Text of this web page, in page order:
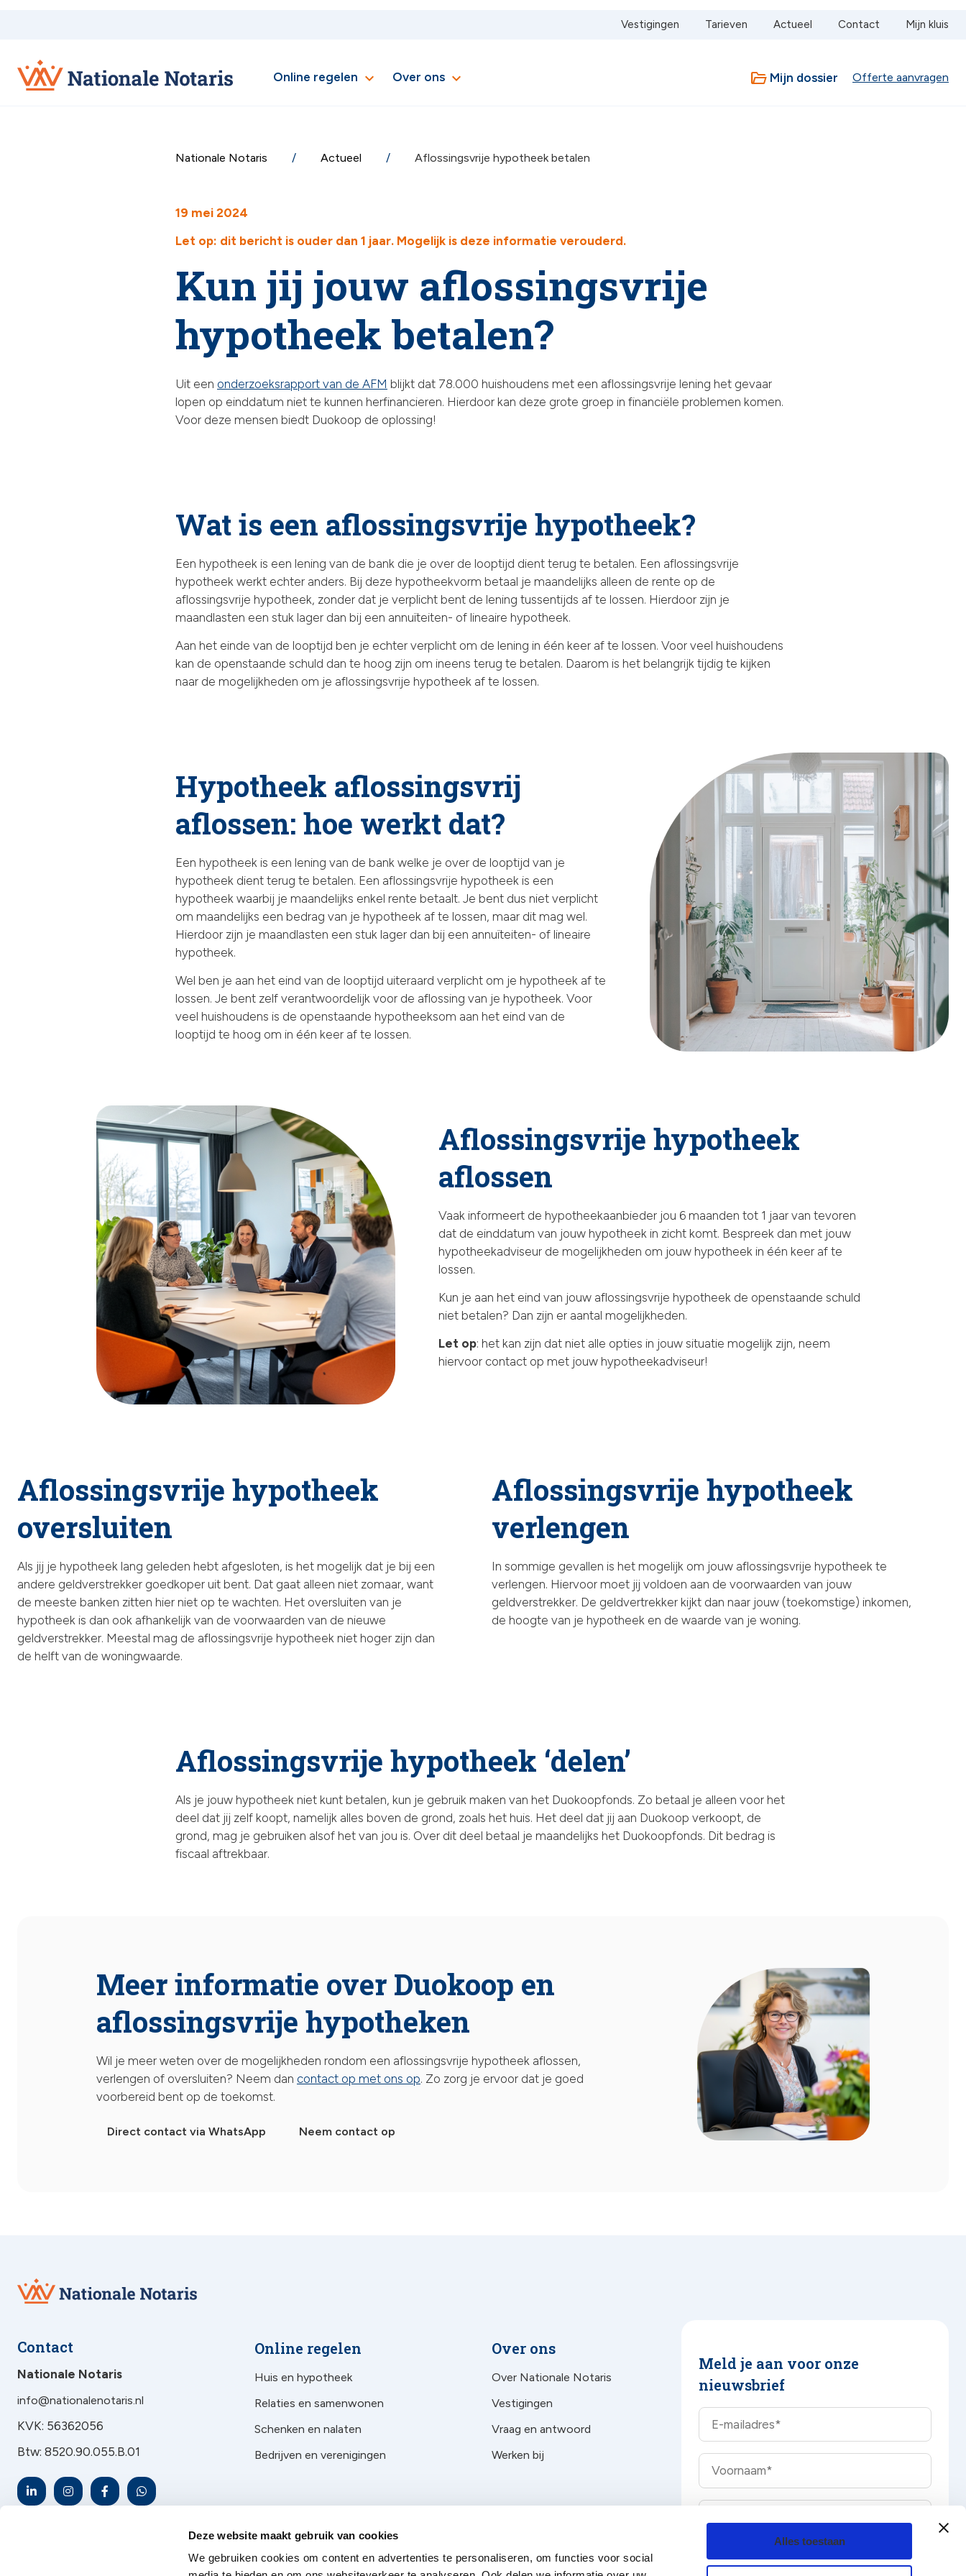
Deze website maakt gebruik van cookies
We gebruiken cookies om content en advertenties te personaliseren, om functies voor social
Alles toestaan
Vestigingen Tarieven Actueel Contact Mijn kluis
Nationale
Notaris
Nationale
Notaris
Online regelen expand_more Over ons expand_more folder_open Mijn dossier Offerte aanvragen
Nationale Notaris Actueel Aflossingsvrije hypotheek betalen
19 mei 2024
Let op: dit bericht is ouder dan 1 jaar. Mogelijk is deze informatie verouderd.
Kun jij jouw aflossingsvrije
hypotheek betalen?
Uit een onderzoeksrapport van de AFM blijkt dat 78.000 huishoudens met een aflossingsvrije lening het gevaar
lopen op einddatum niet te kunnen herfinancieren. Hierdoor kan deze grote groep in financiële problemen komen.
Voor deze mensen biedt Duokoop de oplossing!
Wat is een aflossingsvrije hypotheek?
Een hypotheek is een lening van de bank die je over de looptijd dient terug te betalen. Een aflossingsvrije
hypotheek werkt echter anders. Bij deze hypotheekvorm betaal je maandelijks alleen de rente op de
aflossingsvrije hypotheek, zonder dat je verplicht bent de lening tussentijds af te lossen. Hierdoor zijn je
maandlasten een stuk lager dan bij een annuïteiten- of lineaire hypotheek.
Aan het einde van de looptijd ben je echter verplicht om de lening in één keer af te lossen. Voor veel huishoudens
kan de openstaande schuld dan te hoog zijn om ineens terug te betalen. Daarom is het belangrijk tijdig te kijken
naar de mogelijkheden om je aflossingsvrije hypotheek af te lossen.
Hypotheek aflossingsvrij
aflossen: hoe werkt dat?
Een hypotheek is een lening van de bank welke je over de looptijd van je
hypotheek dient terug te betalen. Een aflossingsvrije hypotheek is een
hypotheek waarbij je maandelijks enkel rente betaalt. Je bent dus niet verplicht
om maandelijks een bedrag van je hypotheek af te lossen, maar dit mag wel.
Hierdoor zijn je maandlasten een stuk lager dan bij een annuïteiten- of lineaire
hypotheek.
Wel ben je aan het eind van de looptijd uiteraard verplicht om je hypotheek af te
lossen. Je bent zelf verantwoordelijk voor de aflossing van je hypotheek. Voor
veel huishoudens is de openstaande hypotheeksom aan het eind van de
looptijd te hoog om in één keer af te lossen.
Aflossingsvrije hypotheek
aflossen
Vaak informeert de hypotheekaanbieder jou 6 maanden tot 1 jaar van tevoren
dat de einddatum van jouw hypotheek in zicht komt. Bespreek dan met jouw
hypotheekadviseur de mogelijkheden om jouw hypotheek in één keer af te
lossen.
Kun je aan het eind van jouw aflossingsvrije hypotheek de openstaande schuld
niet betalen? Dan zijn er aantal mogelijkheden.
Let op: het kan zijn dat niet alle opties in jouw situatie mogelijk zijn, neem
hiervoor contact op met jouw hypotheekadviseur!
Aflossingsvrije hypotheek
oversluiten
Als jij je hypotheek lang geleden hebt afgesloten, is het mogelijk dat je bij een
andere geldverstrekker goedkoper uit bent. Dat gaat alleen niet zomaar, want
de meeste banken zitten hier niet op te wachten. Het oversluiten van je
hypotheek is dan ook afhankelijk van de voorwaarden van de nieuwe
geldverstrekker. Meestal mag de aflossingsvrije hypotheek niet hoger zijn dan
de helft van de woningwaarde.
Aflossingsvrije hypotheek
verlengen
In sommige gevallen is het mogelijk om jouw aflossingsvrije hypotheek te
verlengen. Hiervoor moet jij voldoen aan de voorwaarden van jouw
geldverstrekker. De geldvertrekker kijkt dan naar jouw (toekomstige) inkomen,
de hoogte van je hypotheek en de waarde van je woning.
Aflossingsvrije hypotheek ‘delen’
Als je jouw hypotheek niet kunt betalen, kun je gebruik maken van het Duokoopfonds. Zo betaal je alleen voor het
deel dat jij zelf koopt, namelijk alles boven de grond, zoals het huis. Het deel dat jij aan Duokoop verkoopt, de
grond, mag je gebruiken alsof het van jou is. Over dit deel betaal je maandelijks het Duokoopfonds. Dit bedrag is
fiscaal aftrekbaar.
Meer informatie over Duokoop en
aflossingsvrije hypotheken
Wil je meer weten over de mogelijkheden rondom een aflossingsvrije hypotheek aflossen,
verlengen of oversluiten? Neem dan contact op met ons op. Zo zorg je ervoor dat je goed
voorbereid bent op de toekomst.
Direct contact via WhatsApp Neem contact op
Nationale
Notaris
Contact
Nationale Notaris
info@nationalenotaris.nl
KVK: 56362056
Btw: 8520.90.055.B.01
LinkedIn-
IN
Instagram
Facebook-
F
WhatsApp
Online regelen
Huis en hypotheek
Relaties en samenwonen
Schenken en nalaten
Bedrijven en verenigingen
Over ons
Over Nationale Notaris
Vestigingen
Vraag en antwoord
Werken bij
Meld je aan voor onze
nieuwsbrief